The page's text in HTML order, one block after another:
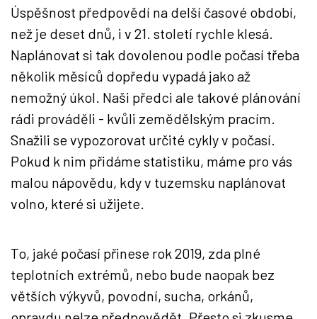
Úspěšnost předpovědí na delší časové období,
než je deset dnů, i v 21. století rychle klesá.
Naplánovat si tak dovolenou podle počasí třeba
několik měsíců dopředu vypadá jako až
nemožný úkol. Naši předci ale takové plánování
rádi prováděli - kvůli zemědělským pracím.
Snažili se vypozorovat určité cykly v počasí.
Pokud k nim přidáme statistiku, máme pro vás
malou nápovědu, kdy v tuzemsku naplánovat
volno, které si užijete.
To, jaké počasí přinese rok 2019, zda plné
teplotních extrémů, nebo bude naopak bez
větších výkyvů, povodní, sucha, orkánů,